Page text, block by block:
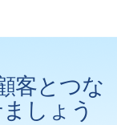
客とつな
しょう